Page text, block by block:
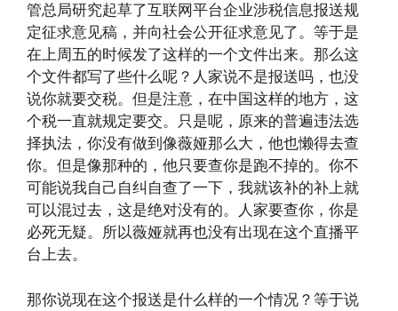
管总局研究起草了互联网平台企业涉税信息报送规
定征求意见稿，并向社会公开征求意见了。等于是
在上周五的时候发了这样的一个文件出来。那么这
个文件都写了些什么呢？人家说不是报送吗，也没
说你就要交税。但是注意，在中国这样的地方，这
个税一直就规定要交。只是呢，原来的普遍违法选
择执法，你没有做到像薇娅那么大，他也懒得去查
你。但是像那种的，他只要查你是跑不掉的。你不
可能说我自己自纠自查了一下，我就该补的补上就
可以混过去，这是绝对没有的。人家要查你，你是
必死无疑。所以薇娅就再也没有出现在这个直播平
台上去。
那你说现在这个报送是什么样的一个情况？等于说